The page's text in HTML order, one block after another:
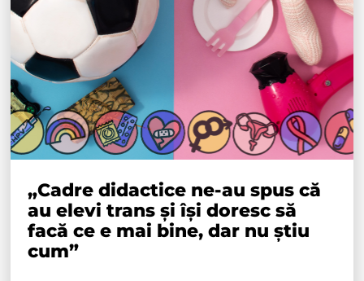
„Cadre didactice ne-au spus că
au elevi trans și își doresc să
facă ce e mai bine, dar nu știu
cum”